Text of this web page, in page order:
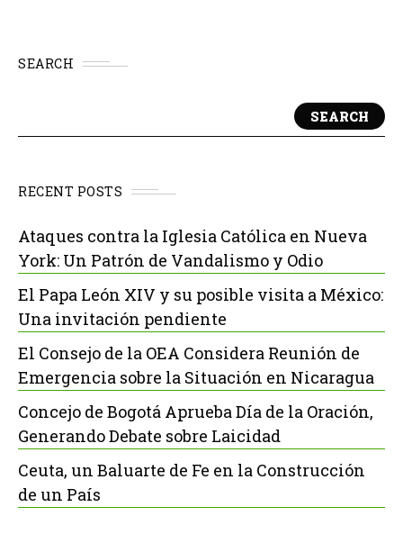
SEARCH
SEARCH
RECENT POSTS
Ataques contra la Iglesia Católica en Nueva
York: Un Patrón de Vandalismo y Odio
El Papa León XIV y su posible visita a México:
Una invitación pendiente
El Consejo de la OEA Considera Reunión de
Emergencia sobre la Situación en Nicaragua
Concejo de Bogotá Aprueba Día de la Oración,
Generando Debate sobre Laicidad
Ceuta, un Baluarte de Fe en la Construcción
de un País